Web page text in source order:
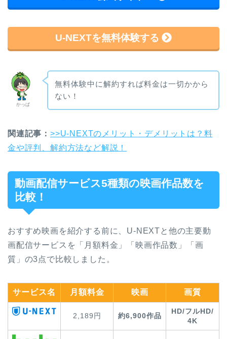
U-NEXTを無料体験する
かっぱ
無料体験中に解約すれば料金は一切かから
ない！
関連記事： >>U-NEXTのメリット・デメリットは？料
金や評判、解約方法など解説！
動画配信サービス5種類の映画作品数を
比較！
おすすめ映画を紹介する前に、U-NEXTと他の主要動
画配信サービスを「月額料金」「映画作品数」「画
質」の3点で比較しました。
サービス名 月額料金 映画 画質
2,189円 約6,900作品
HD/フルHD/
4K